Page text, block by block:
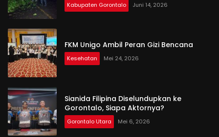
Kabupaten Gorontalo Juni 14, 2026
FKM Unigo Ambil Peran Gizi Bencana
Kesehatan Mei 24, 2026
Sianida Filipina Diselundupkan ke
Gorontalo, Siapa Aktornya?
Gorontalo Utara Mei 6, 2026